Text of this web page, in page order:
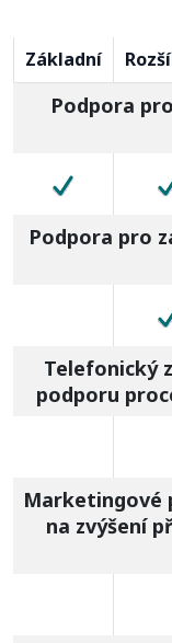
Základní
Podpora
Podpora pro
Telefonický
podporu
Marketingové
na zvýšení